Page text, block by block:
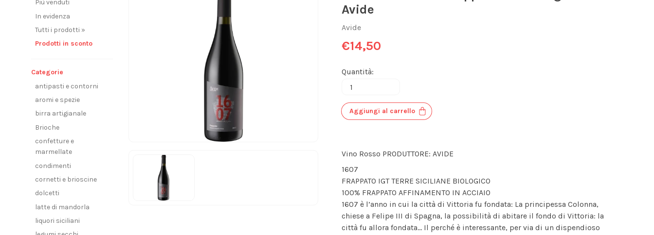
Più venduti
In evidenza
Tutti i prodotti »
Prodotti in sconto
Categorie
antipasti e contorni
aromi e spezie
birra artigianale
Brioche
confetture e
marmellate
condimenti
cornetti e brioscine
dolcetti
latte di mandorla
liquori siciliani
Avide
Avide
€14,50
Quantità:
Aggiungi al carrello
Vino Rosso PRODUTTORE: AVIDE
1607
FRAPPATO IGT TERRE SICILIANE BIOLOGICO
100% FRAPPATO AFFINAMENTO IN ACCIAIO
1607 è l’anno in cui la città di Vittoria fu fondata: La principessa Colonna,
chiese a Felipe III di Spagna, la possibilità di abitare il fondo di Vittoria: la
città fu allora fondata… Il perché è interessante, per via di un dispendioso